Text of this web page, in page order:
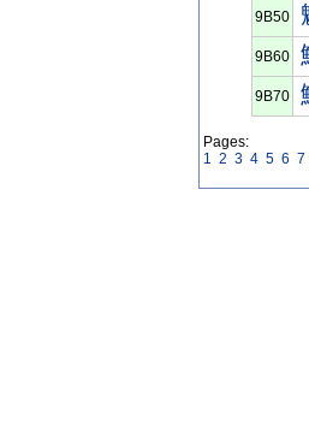
9B50
9B60
9B70
Pages:
1 2 3 4 5 6 7